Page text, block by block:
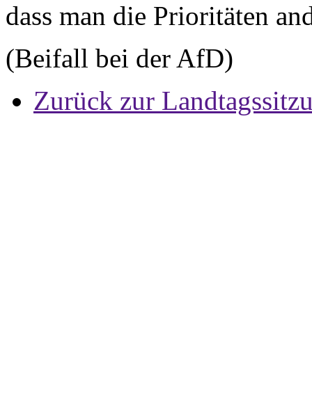
dass man die Prioritäten
(Beifall bei der AfD)
Zurück zur